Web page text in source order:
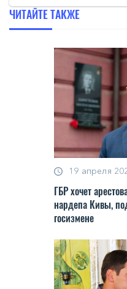
ЧИТАЙТЕ ТАКЖЕ
19 апреля
ГБР хочет
нардепа Кивы,
госизмене